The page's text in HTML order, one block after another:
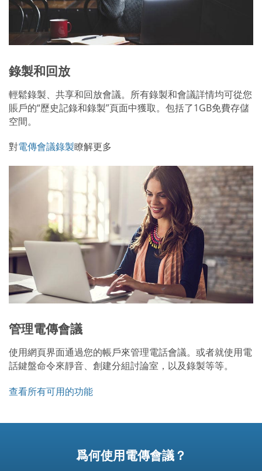
錄製和回放
輕鬆錄製、共享和回放會議。所有錄製和會議詳情均可從您
賬戶的“歷史記錄和錄製”頁面中獲取。包括了1GB免費存儲
空間。
對電傳會議錄製瞭解更多
管理電傳會議
使用網頁界面通過您的帳戶來管理電話會議。或者就使用電
話鍵盤命令來靜音、創建分組討論室，以及錄製等等。
查看所有可用的功能
爲何使用電傳會議？